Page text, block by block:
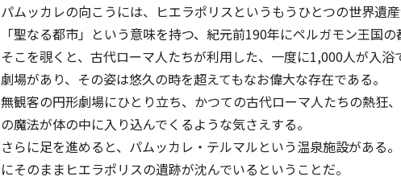
パムッカレの向こうには、ヒエラポリスというもうひとつの世界遺産
「聖なる都市」という意味を持つ、紀元前190年にペルガモン王国
そこを覗くと、古代ローマ人たちが利用した、一度に1,000人が入
劇場があり、その姿は悠久の時を超えてもなお偉大な存在である。
無観客の円形劇場にひとり立ち、かつての古代ローマ人たちの熱狂
の魔法が体の中に入り込んでくるような気さえする。
さらに足を進めると、パムッカレ・テルマルという温泉施設がある
にそのままヒエラポリスの遺跡が沈んでいるということだ。